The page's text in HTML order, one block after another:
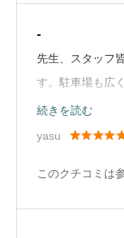
し今度から伊東
から引用）
-
先生、スタッフ
す。駐車場も広
から引用）
続きを読む
yasu

このクチコミは